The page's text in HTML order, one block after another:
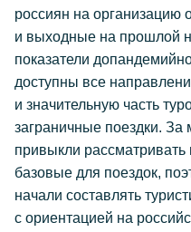
россиян на организацию
и выходные на прошлой
показатели
доступны все
и значительную часть
заграничные поездки.
привыкли
базовые для поездок,
начали составлять
с ориентацией на